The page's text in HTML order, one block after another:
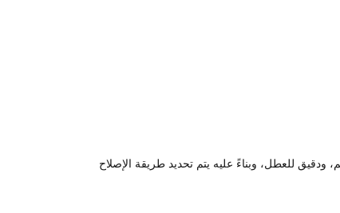
للعطل، وبناءً عليه يتم تحديد طريقة الإصلاح